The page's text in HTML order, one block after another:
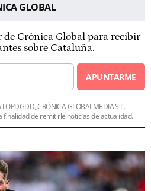
GLOBAL
Crónica Global para recibir
sobre Cataluña.
APUNTARME
CRÓNICA GLOBALMEDIA S.L.
finalidad de remitirle noticias de actualidad.